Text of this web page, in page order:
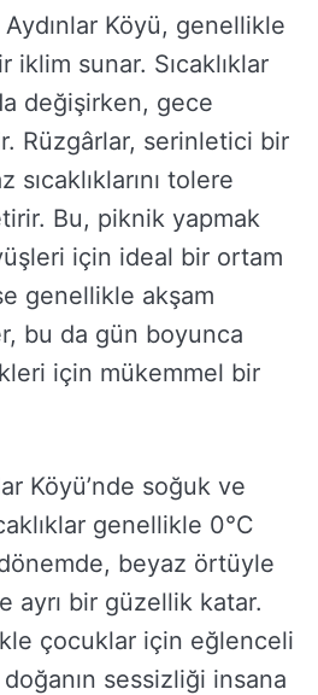
Köyü, genellikle
iklim sunar. Sıcaklıklar
değişirken, gece
Rüzgârlar, serinletici bir
tolere
Bu, piknik yapmak
için ideal bir ortam
genellikle akşam
bu da gün boyunca
için mükemmel bir
Köyü’nde soğuk ve
genellikle 0°C
dönemde, beyaz örtüyle
ayrı bir güzellik katar.
çocuklar için eğlenceli
sessizliği insana